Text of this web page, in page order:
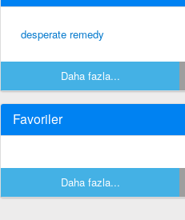
desperate remedy
Daha fazla...
Favoriler
Daha fazla...